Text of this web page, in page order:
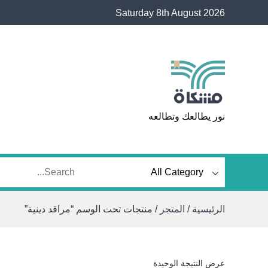
Saturday 8th August 2026
مشكاة
نور يطالعك وتطالعه
الرئيسية / المتجر / منتجات تحت الوسم “مراقد دينية”
عرض النتيجة الوحيدة